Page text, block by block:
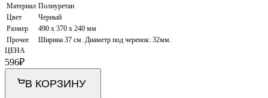
Материал Полиуретан
Цвет
Черный
Размер
490 x 370 x 240 мм
Прочее
Ширина 37 см. Диаметр под черенок: 32мм.
ЦЕНА
596₽
В КОРЗИНУ